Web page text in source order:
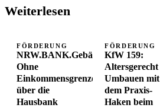
Weiterlesen
FÖRDERUNG
NRW.BANK.Gebäudesanierung:
Ohne
Einkommensgrenze
über die
Hausbank
FÖRDERUNG
KfW 159:
Altersgerecht
Umbauen mit
dem Praxis-
Haken beim